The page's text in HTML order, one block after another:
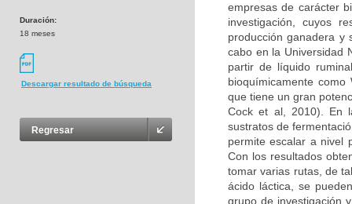
Duración:
18 meses
Descargar resultado de búsqueda
Regresar
empresas de carácter
investigación, cuyos
producción ganadera y
cabo en la Universidad
partir de líquido
bioquímicamente
que tiene un gran
Cock et al, 2010). En
sustratos de
permite escalar a nivel
Con los resultados
tomar varias rutas, de
ácido láctica, se
grupo de investigación